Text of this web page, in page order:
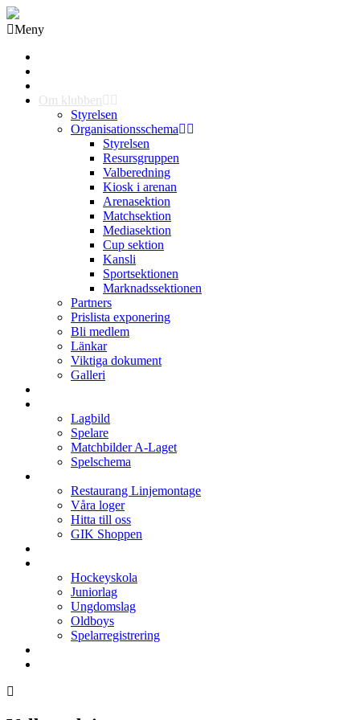
Meny
Om klubben
Styrelsen
Organisationsschema
Styrelsen
Resursgruppen
Valberedning
Kiosk i arenan
Arenasektion
Matchsektion
Mediasektion
Cup sektion
Kansli
Sportsektionen
Marknadssektionen
Partners
Prislista exponering
Bli medlem
Länkar
Viktiga dokument
Galleri
Lagbild
Spelare
Matchbilder A-Laget
Spelschema
Restaurang Linjemontage
Våra loger
Hitta till oss
GIK Shoppen
Hockeyskola
Juniorlag
Ungdomslag
Oldboys
Spelarregistrering